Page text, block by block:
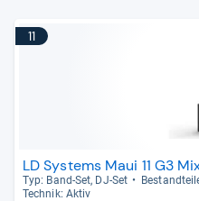
11
LD Systems Maui 11 G3
Typ: Band-​Set, DJ-​Set
Tech­nik: Aktiv